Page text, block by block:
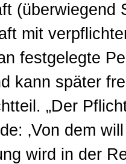
(überwiegend
mit
festgelegte
kann später
„Der
‚Von dem
wird in der